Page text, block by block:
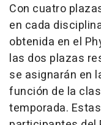
Con cuatro
en cada
obtenida en el
las dos plazas
se asignarán en
función de la
temporada.